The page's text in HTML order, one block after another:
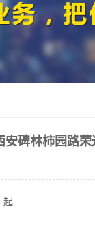
安碑林柿园路
起